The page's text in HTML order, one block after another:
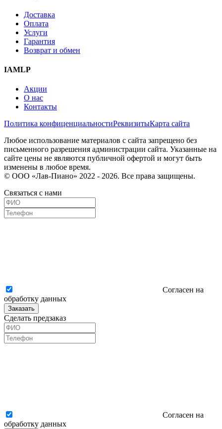
Доставка
Оплата
Услуги
Гарантия
Возврат и обмен
IAMLP
Акции
О нас
Контакты
Политика конфиценциальностиРеквизитыКарта сайта
Любое использование материалов с сайта запрещено без
письменного разрешения администрации сайта. Указанные на
сайте цены не являются публичной офертой и могут быть
изменены в любое время.
© ООО «Лав-Пиано» 2022 - 2026. Все права защищены.
Связаться с нами
Согласен на
обработку данных
Заказать
Сделать предзаказ
Согласен на
обработку данных